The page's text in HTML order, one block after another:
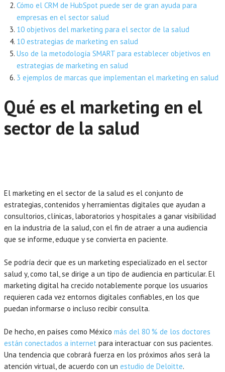
Cómo el CRM de HubSpot puede ser de gran ayuda para
empresas en el sector salud
10 objetivos del marketing para el sector de la salud
10 estrategias de marketing en salud
Uso de la metodología SMART para establecer objetivos en
estrategias de marketing en salud
3 ejemplos de marcas que implementan el marketing en salud
Qué es el marketing en el
sector de la salud
El marketing en el sector de la salud es el conjunto de
estrategias, contenidos y herramientas digitales que ayudan a
consultorios, clínicas, laboratorios y hospitales a ganar visibilidad
en la industria de la salud, con el fin de atraer a una audiencia
que se informe, eduque y se convierta en paciente.
Se podría decir que es un marketing especializado en el sector
salud y, como tal, se dirige a un tipo de audiencia en particular. El
marketing digital ha crecido notablemente porque los usuarios
requieren cada vez entornos digitales confiables, en los que
puedan informarse o incluso recibir consulta.
De hecho, en países como México más del 80 % de los doctores
están conectados a internet para interactuar con sus pacientes.
Una tendencia que cobrará fuerza en los próximos años será la
atención virtual, de acuerdo con un estudio de Deloitte.